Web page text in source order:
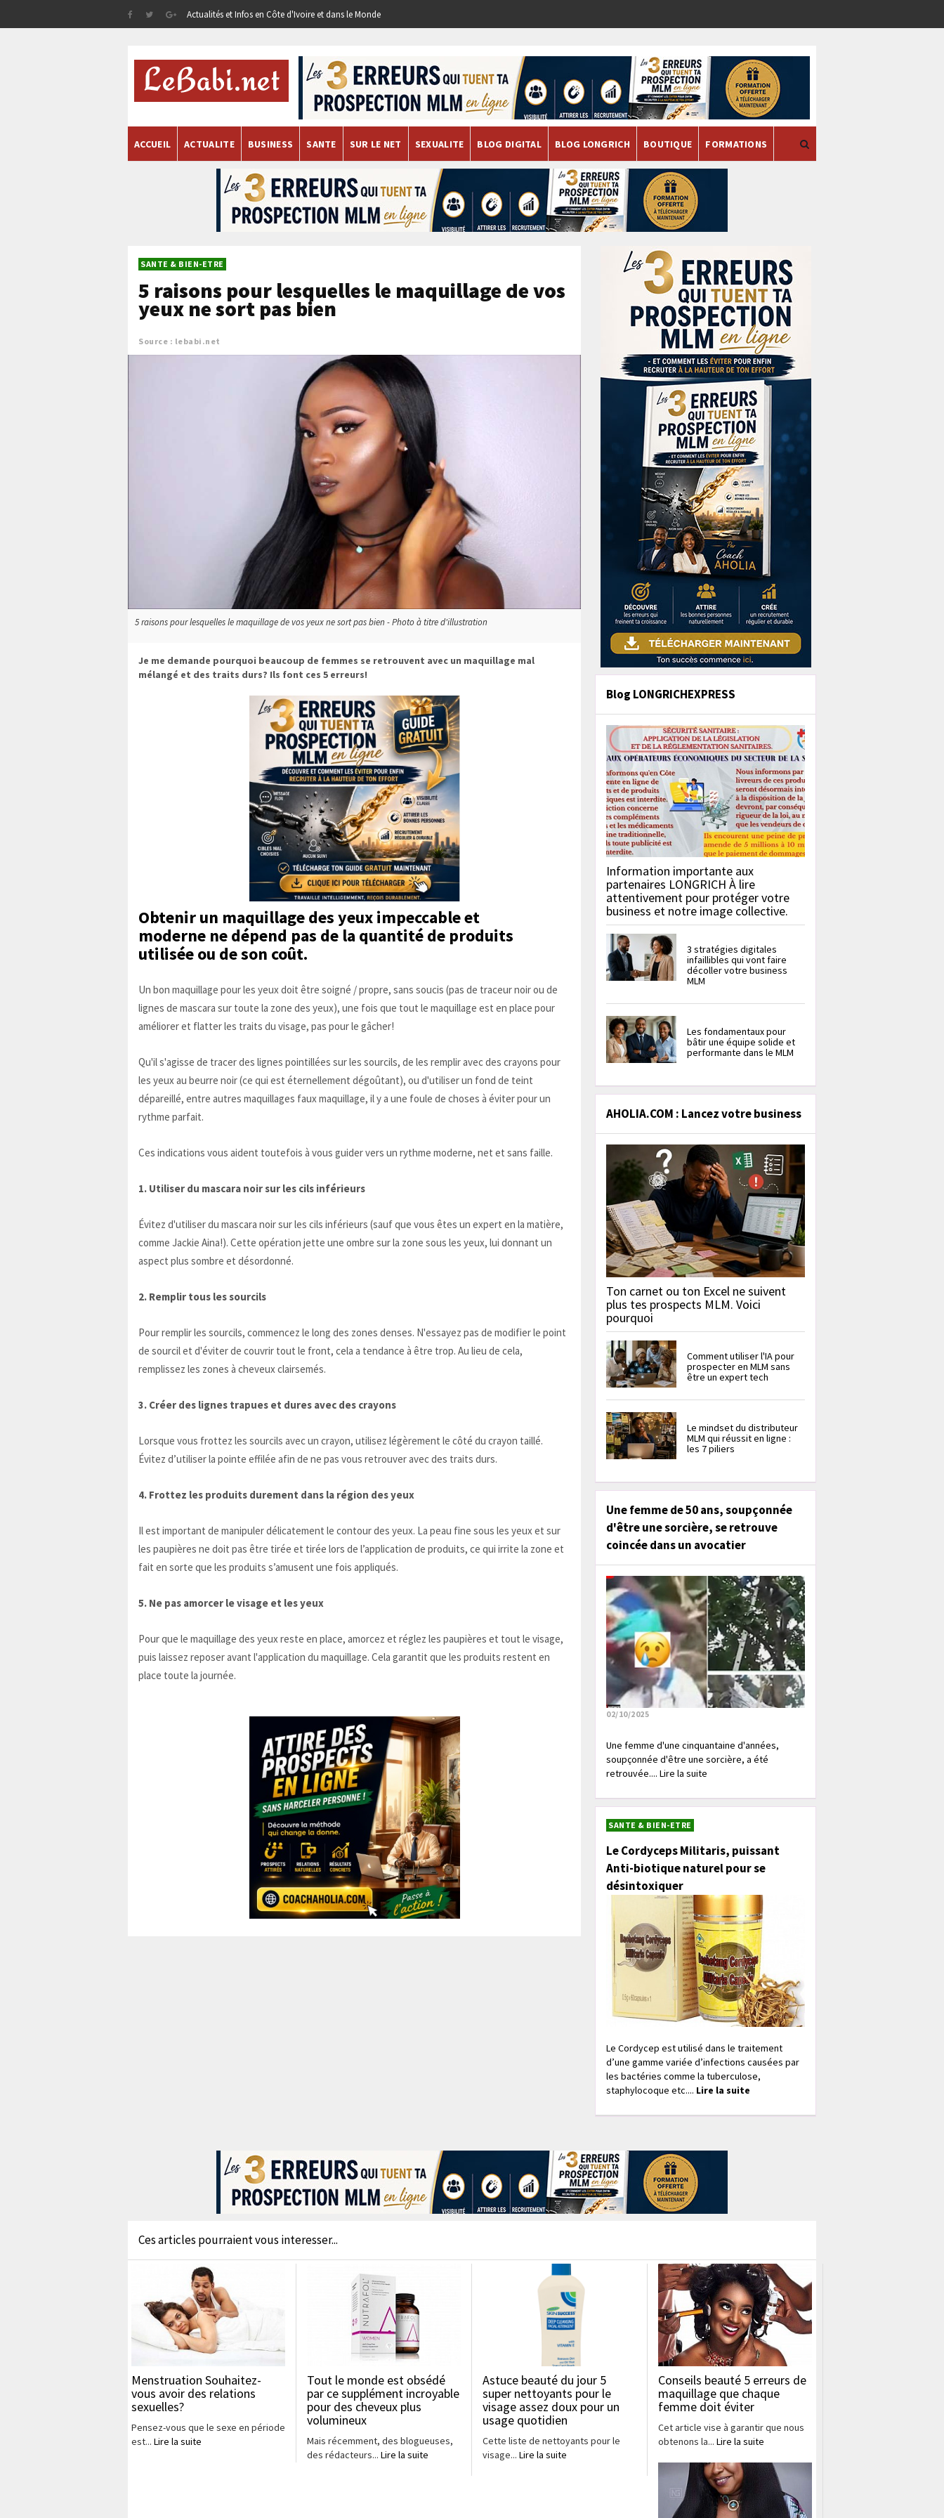
Actualités et Infos en Côte d'Ivoire et dans le Monde
ACCUEIL ACTUALITE BUSINESS SANTE SUR LE NET SEXUALITE BLOG DIGITAL BLOG LONGRICH BOUTIQUE FORMATIONS
SANTE & BIEN-ETRE
5 raisons pour lesquelles le maquillage de vos
yeux ne sort pas bien
Source : lebabi.net
5 raisons pour lesquelles le maquillage de vos yeux ne sort pas bien - Photo à titre d'illustration
Je me demande pourquoi beaucoup de femmes se retrouvent avec un maquillage mal
mélangé et des traits durs? Ils font ces 5 erreurs!
Obtenir un maquillage des yeuximpeccable et
moderne ne dépend pas de la quantité de produits
utilisée ou de son coût.
Un bon maquillage pour les yeux doit être soigné / propre, sans soucis (pas de traceur noir ou de
lignes de mascara sur toute la zone des yeux), une fois que tout le maquillage est en place pour
améliorer et flatter les traits du visage, pas pour le gâcher!
Qu'il s'agisse de tracer des lignes pointillées sur les sourcils, de les remplir avec des crayons pour
les yeux au beurre noir (ce qui est éternellement dégoûtant), ou d'utiliser un fond de teint
dépareillé, entre autres maquillages faux maquillage, il y a une foule de choses à éviter pour un
rythme parfait.
Ces indications vous aident toutefois à vous guider vers un rythme moderne, net et sans faille.
1. Utiliser du mascara noir sur les cils inférieurs
Évitez d'utiliser du mascara noir sur les cils inférieurs (sauf que vous êtes un expert en la matière,
comme Jackie Aina!). Cette opération jette une ombre sur la zone sous les yeux, lui donnant un
aspect plus sombre et désordonné.
2. Remplir tous les sourcils
Pour remplir les sourcils, commencez le long des zones denses. N'essayez pas de modifier le point
de sourcil et d'éviter de couvrir tout le front, cela a tendance à être trop. Au lieu de cela,
remplissez les zones à cheveux clairsemés.
3. Créer des lignes trapues et dures avec des crayons
Lorsque vous frottez les sourcils avec un crayon, utilisez légèrement le côté du crayon taillé.
Évitez d’utiliser la pointe effilée afin de ne pas vous retrouver avec des traits durs.
4. Frottez les produits durement dans la région des yeux
Il est important de manipuler délicatement le contour des yeux. La peau fine sous les yeux et sur
les paupières ne doit pas être tirée et tirée lors de l’application de produits, ce qui irrite la zone et
fait en sorte que les produits s’amusent une fois appliqués.
5. Ne pas amorcer le visage et les yeux
Pour que le maquillage des yeux reste en place, amorcez et réglez les paupières et tout le visage,
puis laissez reposer avant l'application du maquillage. Cela garantit que les produits restent en
place toute la journée.
Blog LONGRICHEXPRESS
Information importante aux
partenaires LONGRICH À lire
attentivement pour protéger votre
business et notre image collective.
3 stratégies digitales
infaillibles qui vont faire
décoller votre business
MLM
Les fondamentaux pour
bâtir une équipe solide et
performante dans le MLM
AHOLIA.COM : Lancez votre business
Ton carnet ou ton Excel ne suivent
plus tes prospects MLM. Voici
pourquoi
Comment utiliser l'IA pour
prospecter en MLM sans
être un expert tech
Le mindset du distributeur
MLM qui réussit en ligne :
les 7 piliers
Une femme de 50 ans, soupçonnée
d'être une sorcière, se retrouve
coincée dans un avocatier
02/10/2025
Une femme d'une cinquantaine d'années,
soupçonnée d'être une sorcière, a été
retrouvée.... Lire la suite
SANTE & BIEN-ETRE
Le Cordyceps Militaris, puissant
Anti-biotique naturel pour se
désintoxiquer
Le Cordycep est utilisé dans le traitement
d’une gamme variée d’infections causées par
les bactéries comme la tuberculose,
staphylocoque etc.... Lire la suite
Ces articles pourraient vous interesser...
Menstruation Souhaitez-
vous avoir des relations
sexuelles?
Pensez-vous que le sexe en période
est... Lire la suite
Tout le monde est obsédé
par ce supplément incroyable
pour des cheveux plus
volumineux
Mais récemment, des blogueuses,
des rédacteurs... Lire la suite
Astuce beauté du jour 5
super nettoyants pour le
visage assez doux pour un
usage quotidien
Cette liste de nettoyants pour le
visage... Lire la suite
Conseils beauté 5 erreurs de
maquillage que chaque
femme doit éviter
Cet article vise à garantir que nous
obtenons la... Lire la suite